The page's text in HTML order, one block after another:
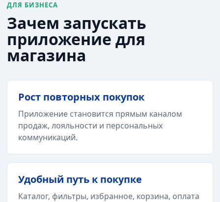
ДЛЯ БИЗНЕСА
Зачем запускать
приложение для
магазина
Рост повторных покупок
Приложение становится прямым каналом
продаж, лояльности и персональных
коммуникаций.
Удобный путь к покупке
Каталог, фильтры, избранное, корзина, оплата